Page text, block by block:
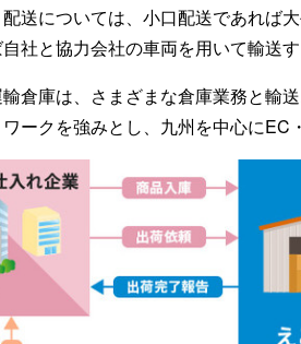
送については、小口配送であれば
社と協力会社の車両を用いて輸送す
倉庫は、さまざまな倉庫業務と輸
ークを強みとし、九州を中心にEC